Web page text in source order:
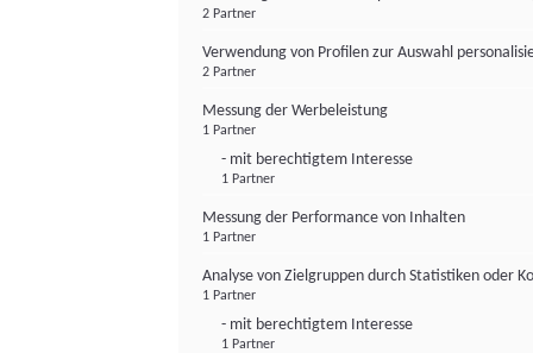
2 Partner
Verwendung von Profilen zur Auswahl
2 Partner
Messung der Werbeleistung
1 Partner
- mit berechtigtem Interesse
1 Partner
Messung der Performance von Inhalten
1 Partner
Analyse von Zielgruppen durch Statistiken oder
1 Partner
- mit berechtigtem Interesse
1 Partner